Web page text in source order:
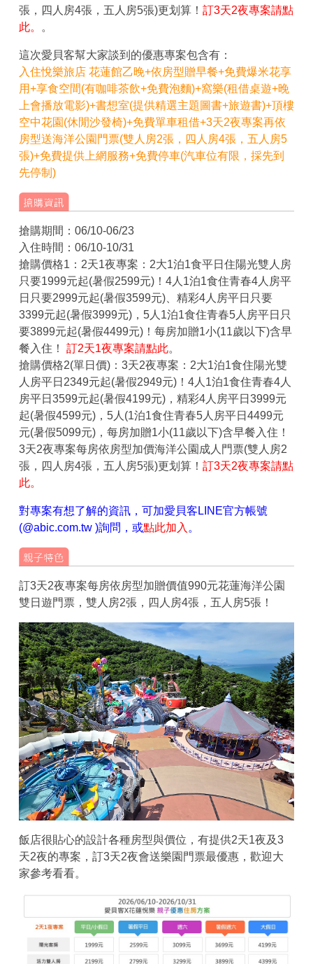
張，四人房4張，五人房5張)更划算！ 訂3天2夜專案請點
此。
。
這次愛貝客幫大家談到的優惠專案包含有：
入住悅樂旅店 花蓮館乙晚+依房型贈早餐+免費爆米花享
用+享食空間(有咖啡茶飲+免費泡麵)+窩樂(租借桌遊+晚
上會播放電影)+書想室(提供精選主題圖書+旅遊書)+頂樓
空中花園(休閒沙發椅)+免費單車租借+3天2夜專案再依
房型送海洋公園門票(雙人房2張，四人房4張，五人房5
張)+免費提供上網服務+免費停車(汽車位有限，採先到
先停制)
搶購期間： 06/10-06/23
入住時間： 06/10-10/31
搶購價格1 ：2天1夜專案：2大1泊1食平日住陽光雙人房
只要1999元起(暑假2599元)！4人1泊1食住青春4人房平
日只要2999元起(暑假3599元)、精彩4人房平日只要
3399元起(暑假3999元)，5人1泊1食住青春5人房平日只
要3899元起(暑假4499元)！每房加贈1小(11歲以下)含早
餐入住！ 訂2天1夜專案請點此。
搶購價格2(單日價)：3天2夜專案：2大1泊1食住陽光雙
人房平日2349元起(暑假2949元)！4人1泊1食住青春4人
房平日3599元起(暑假4199元)，精彩4人房平日3999元
起(暑假4599元)，5人(1泊1食住青春5人房平日4499元
元(暑假5099元)，每房加贈1小(11歲以下)含早餐入住！
3天2夜專案每房依房型加價海洋公園成人門票(雙人房2
張，四人房4張，五人房5張)更划算！ 訂3天2夜專案請點
此。
對專案有想了解的資訊，可加愛貝客LINE官方帳號
(@abic.com.tw )詢問，或點此加入 。
訂3天2夜專案每房依房型加贈價值990元花蓮海洋公園
雙日遊門票，雙人房2張，四人房4張，五人房5張！
飯店很貼心的設計各種房型與價位，有提供2天1夜及3
天2夜的專案，訂3天2夜會送樂園門票最優惠，歡迎大
家參考看看。